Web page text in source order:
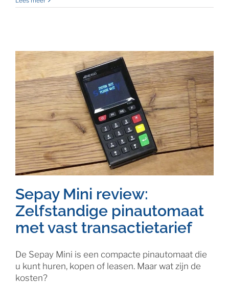
Sepay Mini review:
Zelfstandige pinautomaat
met vast transactietarief
De Sepay Mini is een compacte pinautomaat die
u kunt huren, kopen of leasen. Maar wat zijn de
kosten?